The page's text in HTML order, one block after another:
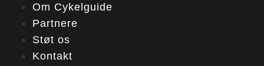
Om Cykelguide
Partnere
Støt os
Kontakt